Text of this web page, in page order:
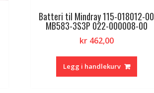
Batteri til Mindray 115-018012-00
MB583-3S3P 022-000008-00
kr462,00
Legg i handlekurv